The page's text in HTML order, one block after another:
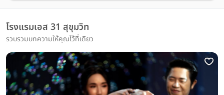
โรงแรมเอส 31 สุขุมวิท
รวบรวมบทความให้คุณไว้ที่เดียว